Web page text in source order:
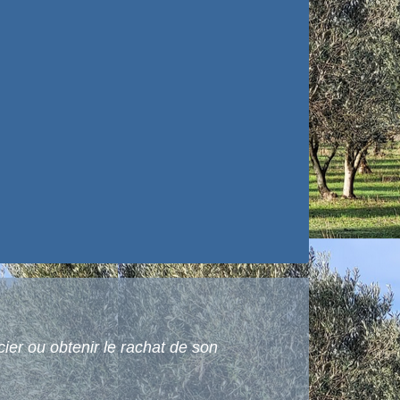
ou obtenir le rachat de son